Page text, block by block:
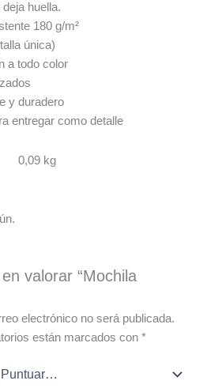
huella.
180 g/m²
única)
a todo color
y duradero
entregar como detalle
0,09 kg
valorar “Mochila
electrónico no será publicada.
están marcados con*